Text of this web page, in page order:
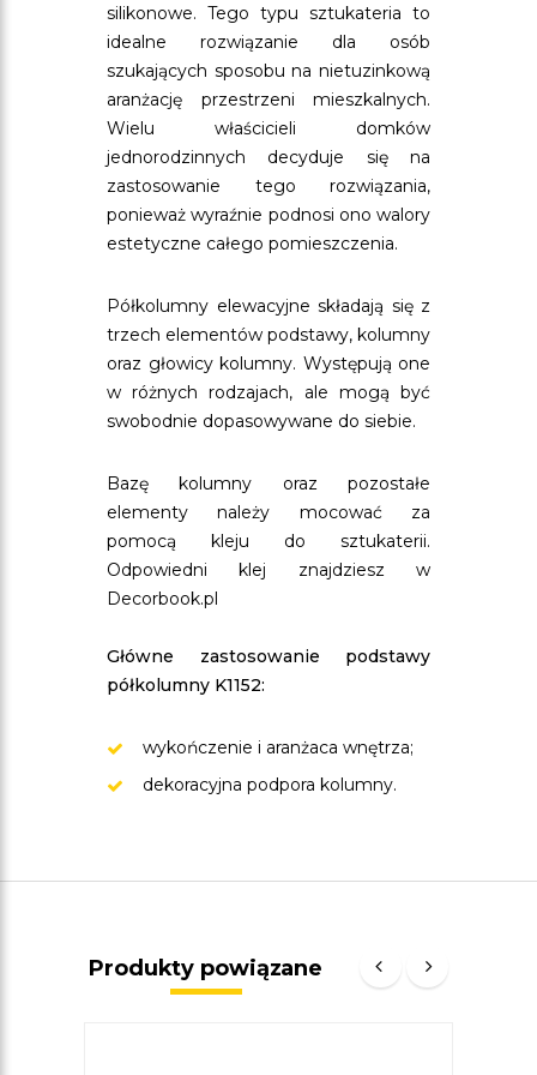
silikonowe. Tego typu sztukateria to
idealne rozwiązanie dla osób
szukających sposobu na nietuzinkową
aranżację przestrzeni mieszkalnych.
Wielu właścicieli domków
jednorodzinnych decyduje się na
zastosowanie tego rozwiązania,
ponieważ wyraźnie podnosi ono walory
estetyczne całego pomieszczenia.
Półkolumny elewacyjne składają się z
trzech elementów podstawy, kolumny
oraz głowicy kolumny. Występują one
w różnych rodzajach, ale mogą być
swobodnie dopasowywane do siebie.
Bazę kolumny oraz pozostałe
elementy należy mocować za
pomocą kleju do sztukaterii.
Odpowiedni klej znajdziesz w
Decorbook.pl
Główne zastosowanie podstawy
półkolumny K1152:
wykończenie i aranżaca wnętrza;
dekoracyjna podpora kolumny.
Produkty powiązane